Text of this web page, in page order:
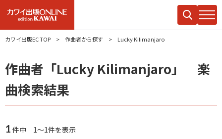
カワイ出版EC TOP 作曲者から探す Lucky Kilimanjaro
作曲者「Lucky Kilimanjaro」 楽
曲検索結果
1 件中 1～1件を表示